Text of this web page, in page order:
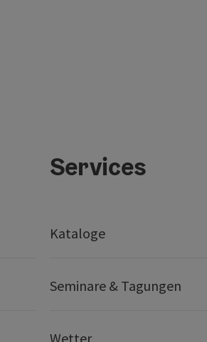
Services
Kataloge
Seminare & Tagungen
Wetter